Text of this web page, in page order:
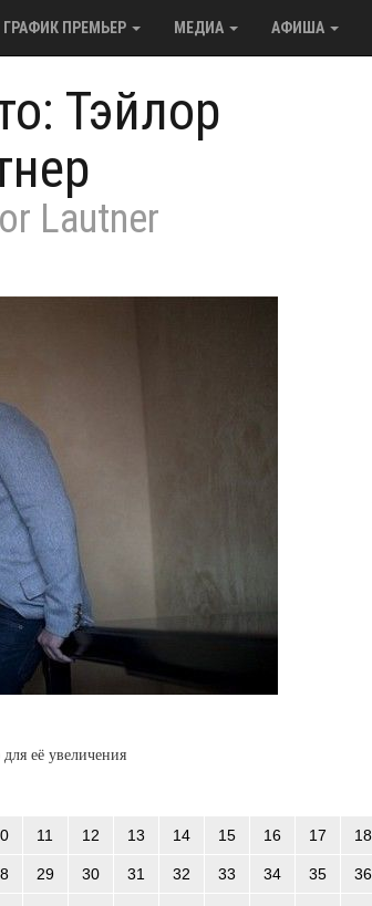
ГРАФИК ПРЕМЬЕР МЕДИА АФИША
Тэйлор
Lautner
её увеличения
11 12 13 14 15 16 17 18
29 30 31 32 33 34 35 36